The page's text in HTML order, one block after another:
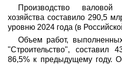
Производство валовой
хозяйства составило 290,5
уровню 2024 года (в
Объем работ,
"Строительство", составил
86,5% к предыдущему году.